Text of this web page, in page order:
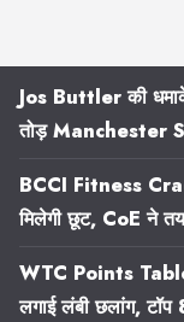
Jos Buttler की
तोड़ Manchester
BCCI Fitness
मिलेगी छूट, CoE ने
WTC Points
लगाई लंबी छलांग, टॉप